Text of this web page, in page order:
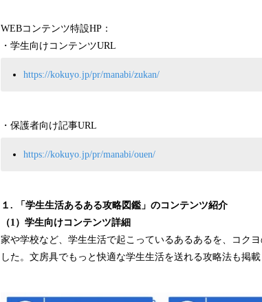
WEBコンテンツ特設HP：
・学生向けコンテンツURL
https://kokuyo.jp/pr/manabi/zukan/
・保護者向け記事URL
https://kokuyo.jp/pr/manabi/ouen/
１. 「学生生活あるある攻略図鑑」のコンテンツ紹介
（1）学生向けコンテンツ詳細
家や学校など、学生生活で起こっているあるあるを、コク
した。文房具でもっと快適な学生生活を送れる攻略法も掲載